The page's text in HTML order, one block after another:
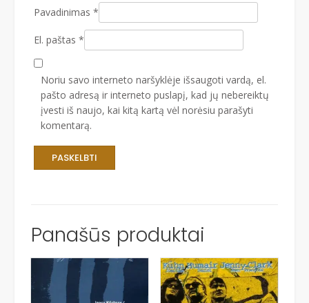
Pavadinimas *
El. paštas *
Noriu savo interneto naršyklėje išsaugoti vardą, el.
pašto adresą ir interneto puslapį, kad jų nebereiktų
įvesti iš naujo, kai kitą kartą vėl norėsiu parašyti
komentarą.
Panašūs produktai